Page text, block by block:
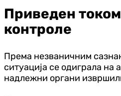
Приведен
контроле
Према незваничним
ситуација се одиграла на
надлежни органи